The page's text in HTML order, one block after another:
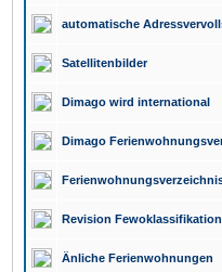
automatische
Satellitenbilder
Dimago wird international
Dimago
Revision Fewoklassifikation
Änliche Ferienwohnungen